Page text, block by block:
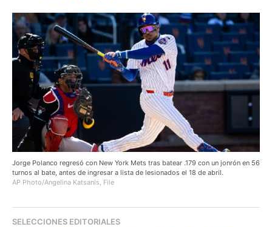
Jorge Polanco regresó con New York Mets tras batear .179 con un jonrón en 56
turnos al bate, antes de ingresar a lista de lesionados el 18 de abril.
AP Photo/Angelina Katsanis, File
SELECCIONES EDITORIALES